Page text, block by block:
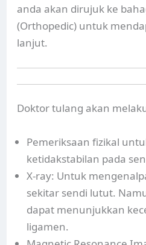
anda akan dirujuk ke
(Orthopedic) untuk
lanjut.
Doktor tulang akan
Pemeriksaan fizikal
ketidakstabilan pada
X-ray: Untuk
sekitar sendi lutut.
dapat menunjukkan
ligamen.